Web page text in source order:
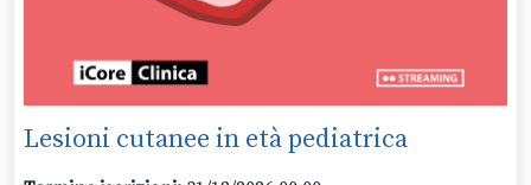
Lesioni cutanee in età pediatrica